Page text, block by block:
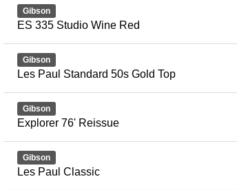
Gibson
ES 335 Studio Wine Red
Gibson
Les Paul Standard 50s Gold Top
Gibson
Explorer 76' Reissue
Gibson
Les Paul Classic